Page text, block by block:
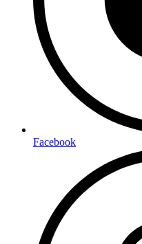
Facebook